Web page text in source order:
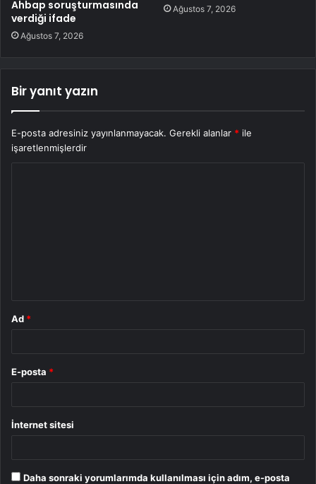
Ahbap soruşturmasında
verdiği ifade
Ağustos 7, 2026
Ağustos 7, 2026
Bir yanıt yazın
E-posta adresiniz yayınlanmayacak. Gerekli alanlar * ile
işaretlenmişlerdir
Ad *
E-posta *
İnternet sitesi
Daha sonraki yorumlarımda kullanılması için adım, e-posta